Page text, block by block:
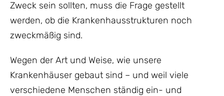
Zweck sein sollten, muss die Frage gestellt
werden, ob die Krankenhausstrukturen noch
zweckmäßig sind.
Wegen der Art und Weise, wie unsere
Krankenhäuser gebaut sind – und weil viele
verschiedene Menschen ständig ein- und